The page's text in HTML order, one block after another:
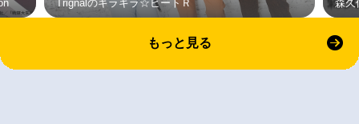
Trignalのキラキラ☆ビートＲ 森久
もっと見る